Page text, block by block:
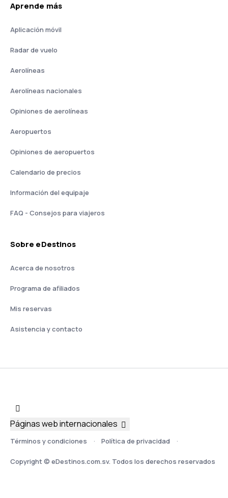
Aprende más
Aplicación móvil
Radar de vuelo
Aerolíneas
Aerolíneas nacionales
Opiniones de aerolíneas
Aeropuertos
Opiniones de aeropuertos
Calendario de precios
Información del equipaje
FAQ - Consejos para viajeros
Sobre eDestinos
Acerca de nosotros
Programa de afiliados
Mis reservas
Asistencia y contacto
Términos y condiciones Política de privacidad
Copyright © eDestinos.com.sv. Todos los derechos reservados
Páginas web internacionales